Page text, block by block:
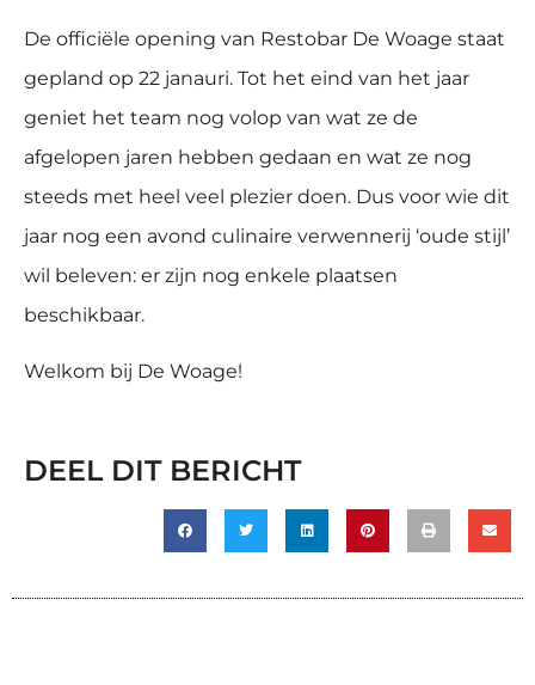
De officiële opening van Restobar De Woage staat
gepland op 22 janauri. Tot het eind van het jaar
geniet het team nog volop van wat ze de
afgelopen jaren hebben gedaan en wat ze nog
steeds met heel veel plezier doen. Dus voor wie dit
jaar nog een avond culinaire verwennerij ‘oude stijl’
wil beleven: er zijn nog enkele plaatsen
beschikbaar.
Welkom bij De Woage!
DEEL DIT BERICHT